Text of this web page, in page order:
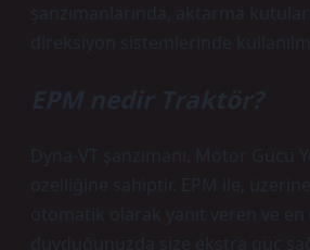
şanzımanlarında, aktarma
direksiyon sistemlerinde
EPM nedir Traktör?
Dyna-VT şanzımanı, Motor Gücü
özelliğine sahiptir. EPM ile,
otomatik olarak yanıt veren ve en
duyduğunuzda size ekstra güç